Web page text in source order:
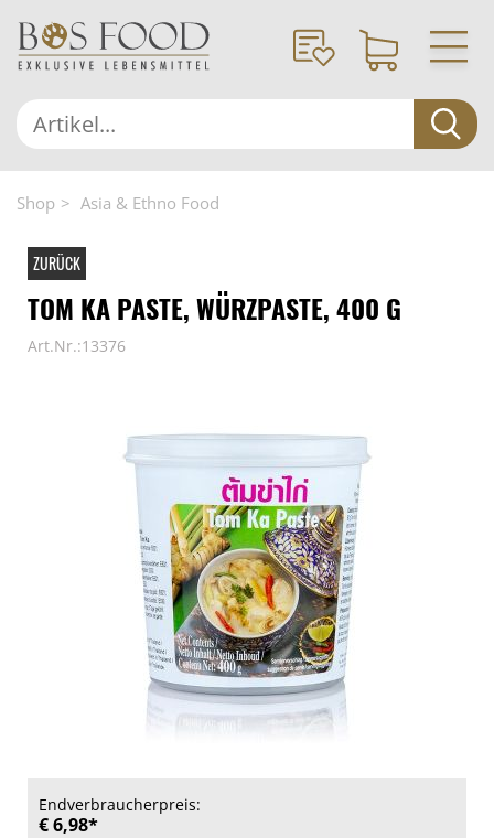
Shop Asia & Ethno Food
ZURÜCK
TOM KA PASTE, WÜRZPASTE, 400 G
Art.Nr.:13376
Endverbraucherpreis:
€ 6,98*